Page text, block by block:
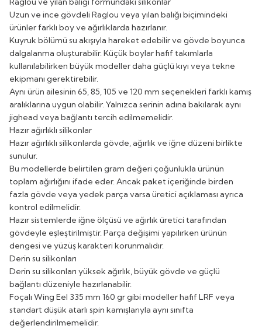
Uzun ve ince gövdeli Raglou veya yılan balığı biçimindeki
ürünler farklı boy ve ağırlıklarda hazırlanır.
Kuyruk bölümü su akışıyla hareket edebilir ve gövde boyunca
dalgalanma oluşturabilir. Küçük boylar hafif takımlarla
kullanılabilirken büyük modeller daha güçlü kıyı veya tekne
ekipmanı gerektirebilir.
Aynı ürün ailesinin 65, 85, 105 ve 120 mm seçenekleri farklı kamış
aralıklarına uygun olabilir. Yalnızca serinin adına bakılarak aynı
jighead veya bağlantı tercih edilmemelidir.
Hazır ağırlıklı silikonlar
Hazır ağırlıklı silikonlarda gövde, ağırlık ve iğne düzeni birlikte
sunulur.
Bu modellerde belirtilen gram değeri çoğunlukla ürünün
toplam ağırlığını ifade eder. Ancak paket içeriğinde birden
fazla gövde veya yedek parça varsa üretici açıklaması ayrıca
kontrol edilmelidir.
Hazır sistemlerde iğne ölçüsü ve ağırlık üretici tarafından
gövdeyle eşleştirilmiştir. Parça değişimi yapılırken ürünün
dengesi ve yüzüş karakteri korunmalıdır.
Derin su silikonları
Derin su silikonları yüksek ağırlık, büyük gövde ve güçlü
bağlantı düzeniyle hazırlanabilir.
Foçalı Wing Eel 335 mm 160 gr gibi modeller hafif LRF veya
standart düşük atarlı spin kamışlarıyla aynı sınıfta
değerlendirilmemelidir.